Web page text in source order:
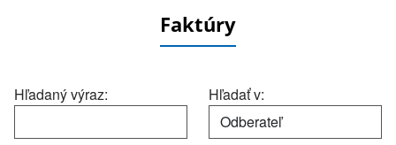
Faktúry
Hľadaný výraz: Hľadať v: